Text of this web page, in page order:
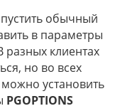
обычный
в параметры
разных клиентах
но во всех
установить
PGOPTIONS